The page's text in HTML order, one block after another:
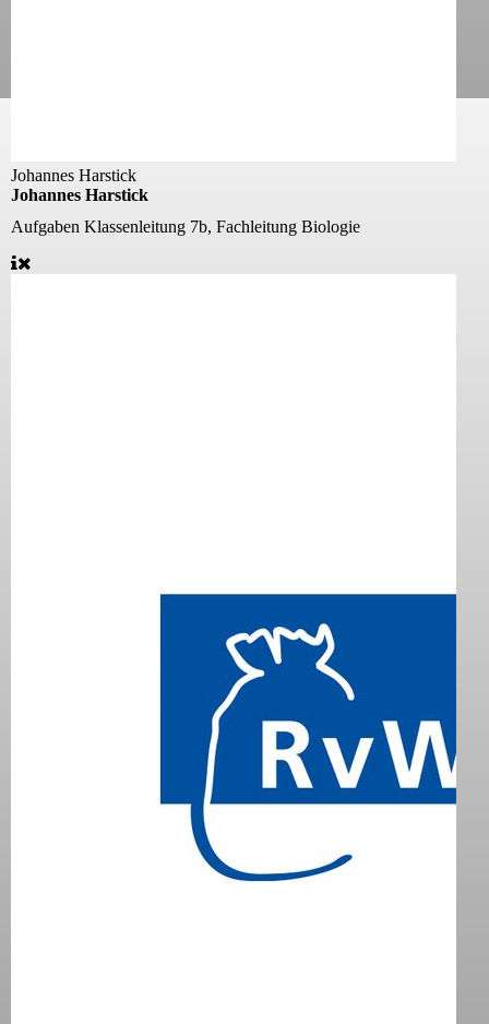
Johannes Harstick
Johannes Harstick
Aufgaben Klassenleitung 7b, Fachleitung Biologie